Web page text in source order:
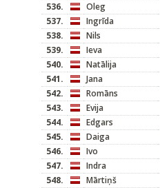
536.
Oleg
537.
Ingrīda
538.
Nils
539.
Ieva
540.
Natālija
541.
Jana
542.
Romāns
543.
Evija
544.
Edgars
545.
Daiga
546.
Ivo
547.
Indra
548.
Mārtiņš